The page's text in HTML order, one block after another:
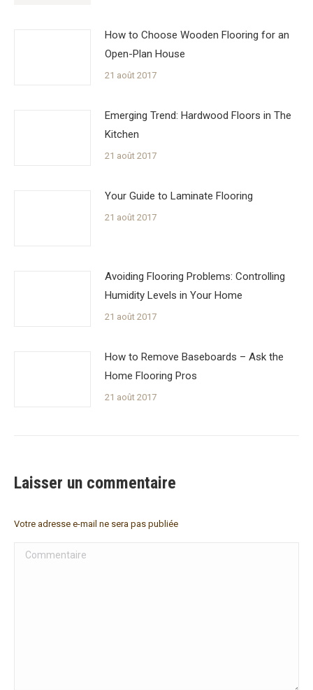
How to Choose Wooden Flooring for an
Open-Plan House
21 août 2017
Emerging Trend: Hardwood Floors in The
Kitchen
21 août 2017
Your Guide to Laminate Flooring
21 août 2017
Avoiding Flooring Problems: Controlling
Humidity Levels in Your Home
21 août 2017
How to Remove Baseboards – Ask the
Home Flooring Pros
21 août 2017
Laisser un commentaire
Votre adresse e-mail ne sera pas publiée
Commentaire